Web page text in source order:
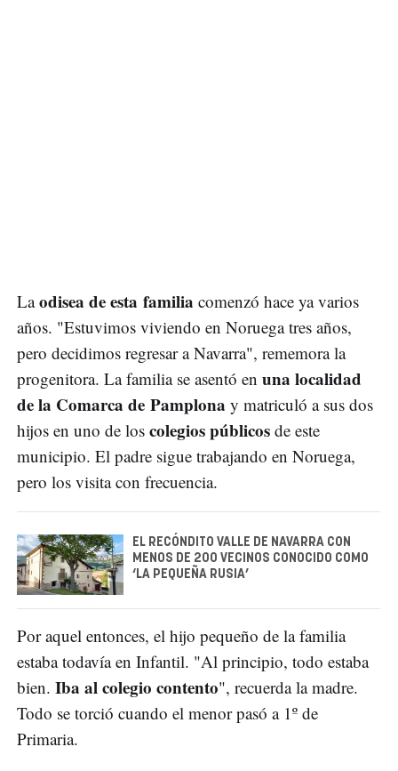
Laodisea de esta familia comenzó hace ya varios
años. "Estuvimos viviendo en Noruega tres años,
pero decidimos regresar a Navarra", rememora la
progenitora. La familia se asentó en una localidad
de la Comarca de Pamplona y matriculó a sus dos
hijos en uno de los colegios públicos de este
municipio. El padre sigue trabajando en Noruega,
pero los visita con frecuencia.
EL RECÓNDITO VALLE DE NAVARRA CON
MENOS DE 200 VECINOS CONOCIDO COMO
‘LA PEQUEÑA RUSIA’
Por aquel entonces, el hijo pequeño de la familia
estaba todavía en Infantil. "Al principio, todo estaba
bien. Iba al colegio contento", recuerda la madre.
Todo se torció cuando el menor pasó a 1º de
Primaria.